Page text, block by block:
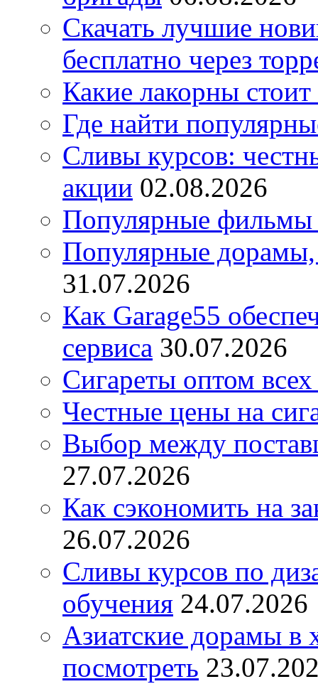
Скачать лучшие
бесплатно через
Какие лакорны стоит
Где найти
Сливы курсов:
акции 02.08.2026
Популярные фильмы
Популярные дорамы,
31.07.2026
Как Garage55
сервиса 30.07.2026
Сигареты оптом
Честные цены на
Выбор между
27.07.2026
Как сэкономить на
26.07.2026
Сливы курсов по
обучения 24.07.2026
Азиатские дорамы в
посмотреть